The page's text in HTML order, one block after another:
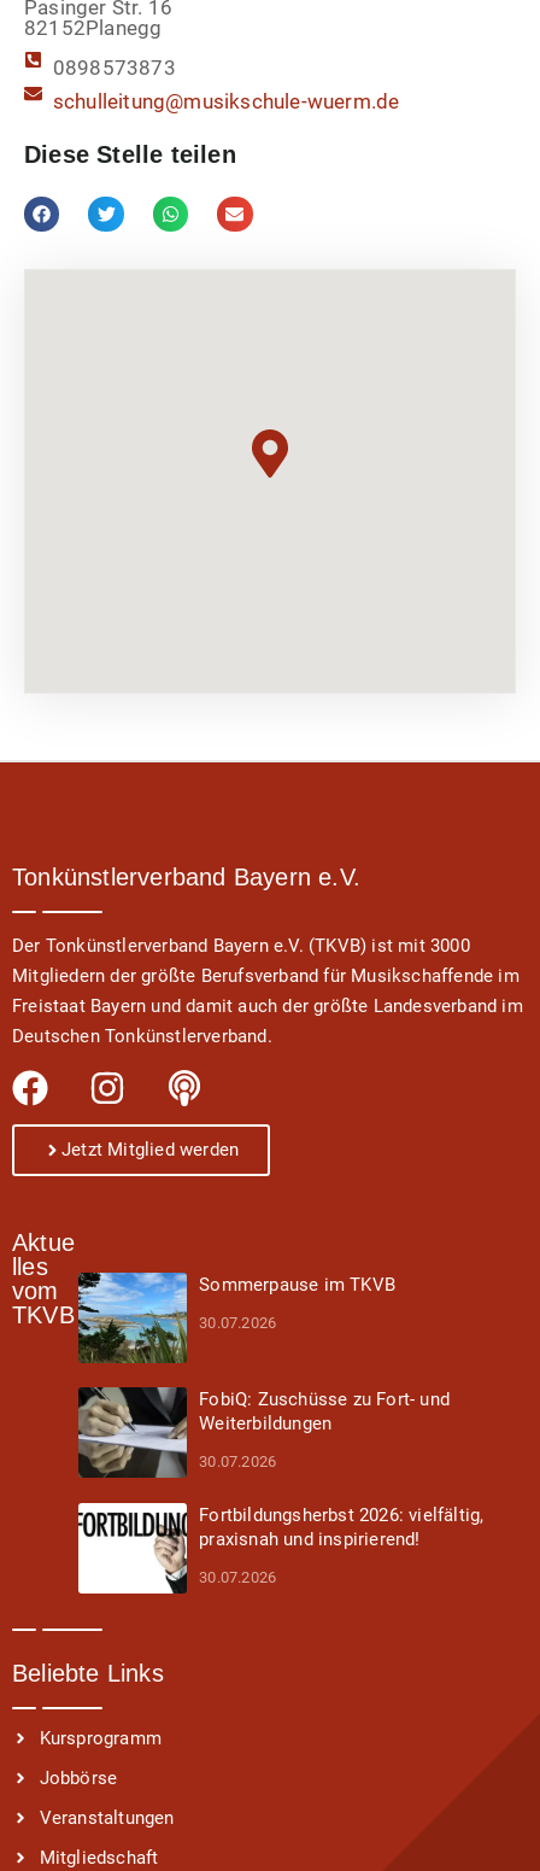
Pasinger Str. 16
82152Planegg
0898573873
schulleitung@musikschule-wuerm.de
Diese Stelle teilen
Tonkünstlerverband Bayern e.V.
Der Tonkünstlerverband Bayern e.V. (TKVB) ist mit 3000
Mitgliedern der größte Berufsverband für Musikschaffende im
Freistaat Bayern und damit auch der größte Landesverband im
Deutschen Tonkünstlerverband.
Jetzt Mitglied werden
Aktue
lles
vom
TKVB
Sommerpause im TKVB
30.07.2026
FobiQ: Zuschüsse zu Fort- und
Weiterbildungen
30.07.2026
Fortbildungsherbst 2026: vielfältig,
praxisnah und inspirierend!
30.07.2026
Beliebte Links
Kursprogramm
Jobbörse
Veranstaltungen
Mitgliedschaft